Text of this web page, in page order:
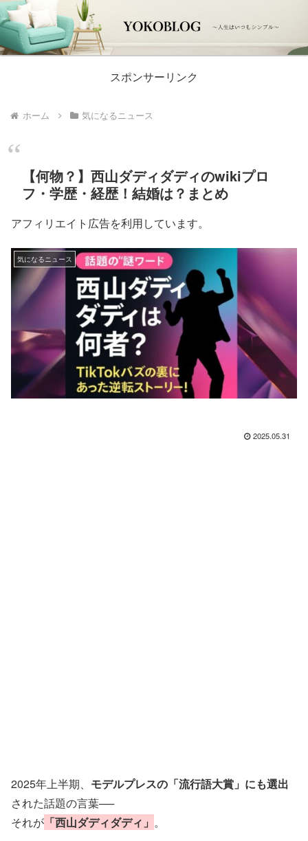
スポンサーリンク
ホーム 気になるニュース
【何物？】西山ダディダディのwikiプロ
フ・学歴・経歴！結婚は？まとめ
アフィリエイト広告を利用しています。
気になるニュース
2025.05.31
2025年上半期、 モデルプレスの「流行語大賞」にも選出
された話題の言葉──
それが 「西山ダディダディ」 。